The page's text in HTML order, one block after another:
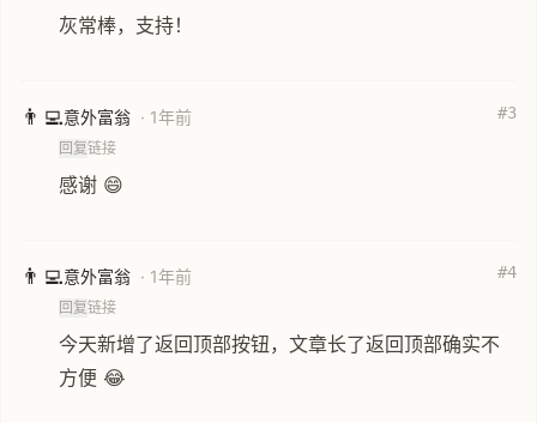
灰常棒，支持！
👨‍💻意外富翁 · 1年前 #3
回复链接
感谢 😄
👨‍💻意外富翁 · 1年前 #4
回复链接
今天新增了返回顶部按钮，文章长了返回顶部确实不
方便 😂